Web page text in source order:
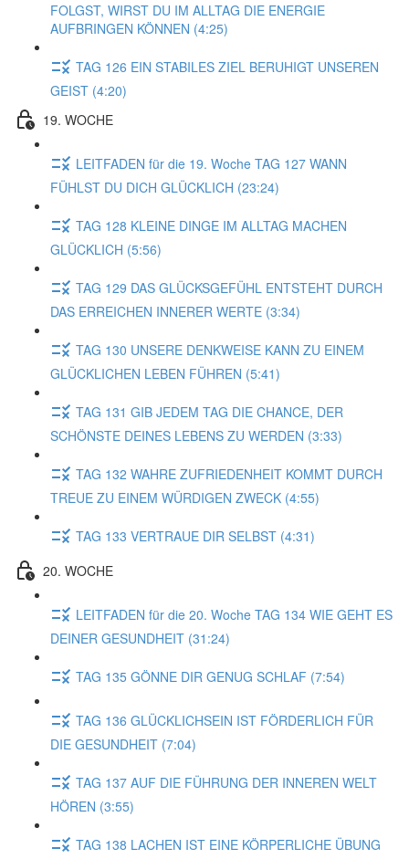
FOLGST, WIRST DU IM ALLTAG DIE ENERGIE
AUFBRINGEN KÖNNEN (4:25)
TAG 126 EIN STABILES ZIEL BERUHIGT UNSEREN
GEIST (4:20)
19. WOCHE
LEITFADEN für die 19. Woche TAG 127 WANN
FÜHLST DU DICH GLÜCKLICH (23:24)
TAG 128 KLEINE DINGE IM ALLTAG MACHEN
GLÜCKLICH (5:56)
TAG 129 DAS GLÜCKSGEFÜHL ENTSTEHT DURCH
DAS ERREICHEN INNERER WERTE (3:34)
TAG 130 UNSERE DENKWEISE KANN ZU EINEM
GLÜCKLICHEN LEBEN FÜHREN (5:41)
TAG 131 GIB JEDEM TAG DIE CHANCE, DER
SCHÖNSTE DEINES LEBENS ZU WERDEN (3:33)
TAG 132 WAHRE ZUFRIEDENHEIT KOMMT DURCH
TREUE ZU EINEM WÜRDIGEN ZWECK (4:55)
TAG 133 VERTRAUE DIR SELBST (4:31)
20. WOCHE
LEITFADEN für die 20. Woche TAG 134 WIE GEHT ES
DEINER GESUNDHEIT (31:24)
TAG 135 GÖNNE DIR GENUG SCHLAF (7:54)
TAG 136 GLÜCKLICHSEIN IST FÖRDERLICH FÜR
DIE GESUNDHEIT (7:04)
TAG 137 AUF DIE FÜHRUNG DER INNEREN WELT
HÖREN (3:55)
TAG 138 LACHEN IST EINE KÖRPERLICHE ÜBUNG